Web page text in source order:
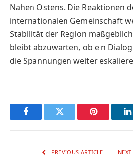
Nahen Ostens. Die Reaktionen
internationalen Gemeinschaft
Stabilität der Region
bleibt abzuwarten, ob ein
die Spannungen weiter
FacebookTwitter Pinterest
PREVIOUS ARTICLE